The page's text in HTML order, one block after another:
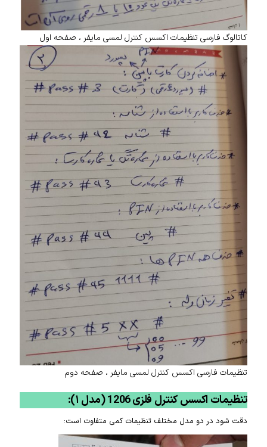
کاتالوگ فارسی تنظیمات اکسس کنترل لمسی مایفر ، صفحه اول
تنظیمات فارسی اکسس کنترل لمسی مایفر ، صفحه دوم
تنظیمات اکسس کنترل فلزی 1206 (مدل ۱):
دقت شود در دو مدل مختلف تنظیمات کمی متفاوت است: